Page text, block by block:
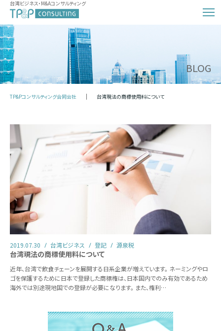
台湾ビジネス・M&Aコンサルティング
BLOG
TP&Pコンサルティング合同会社 台湾現法の商標使用料について
2019.07.30 台湾ビジネス 登記 源泉税
台湾現法の商標使用料について
近年、台湾で飲食チェーンを展開する日系企業が増えています。 ネーミングやロ
ゴを保護するために日本で登録した商標権は、日本国内でのみ有効であるため
海外では別途現地国での登録が必要になります。 また、権利…